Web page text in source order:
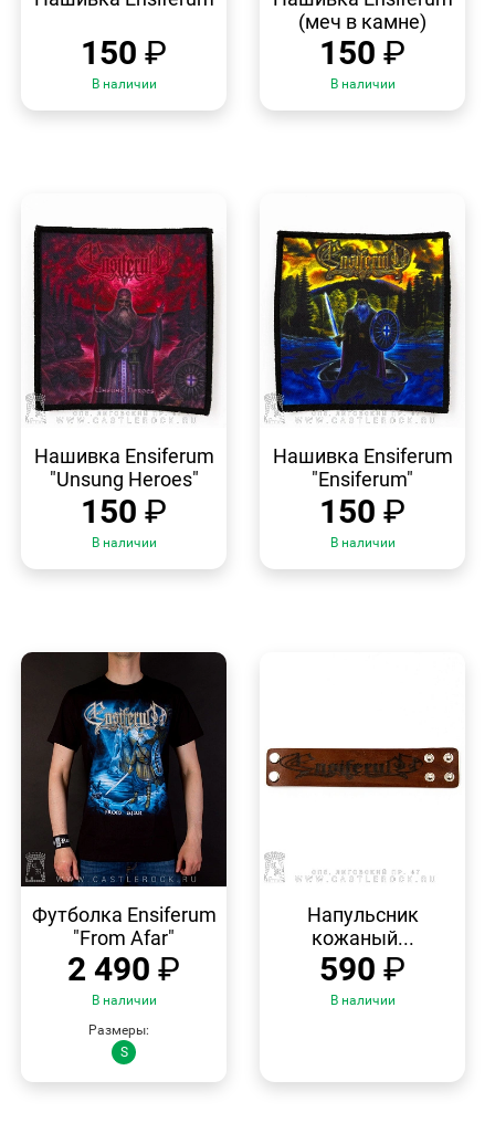
150 ₽
В наличии
(меч в камне)
150 ₽
В наличии
ПРОСМОТР
Нашивка Ensiferum
"Unsung Heroes"
150 ₽
В наличии
ПРОСМОТР
Нашивка Ensiferum
"Ensiferum"
150 ₽
В наличии
ПРОСМОТР
Футболка Ensiferum
"From Afar"
2 490 ₽
В наличии
Размеры:
S
ПРОСМОТР
Напульсник
кожаный...
590 ₽
В наличии